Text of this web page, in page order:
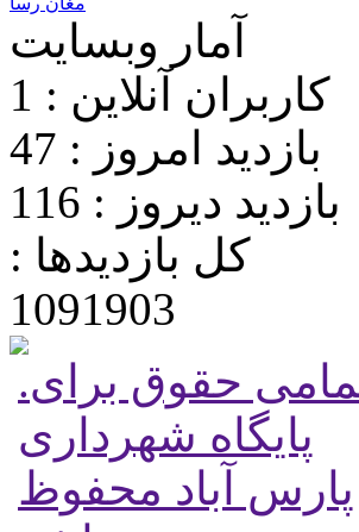
آمار وبسایت
کاربران آنلاین : 1
بازدید امروز : 47
بازدید دیروز : 116
کل بازدیدها :
1091903
.تمامی حقوق برای
پایگاه شهرداری
پارس آباد محفوظ